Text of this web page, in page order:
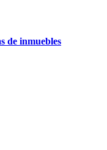
de inmuebles